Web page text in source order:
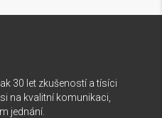
30 let zkušeností a tísíci
na kvalitní komunikaci,
jednání.